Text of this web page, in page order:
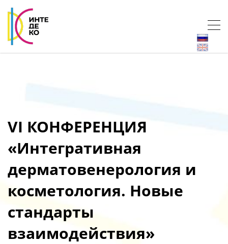
VI КОНФЕРЕНЦИЯ
«Интегративная
дерматовенерология и
косметология. Новые
стандарты
взаимодействия»